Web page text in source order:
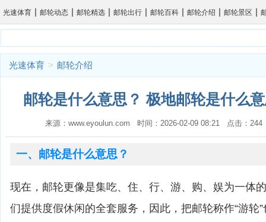
光速体育 | 邮轮动态 | 邮轮精选 | 邮轮出行 | 邮轮百科 | 邮轮介绍 | 邮轮景区 |
光速体育 > 邮轮介绍
邮轮是什么意思？ 极地邮轮是什么
来源：www.eyoulun.com 时间：2026-02-09 08:21 点击：
一、邮轮是什么意思？
现在，邮轮更像是集吃、住、行、游、购、娱为一体
们提供度假休闲的全套服务，因此，把邮轮称作“游轮